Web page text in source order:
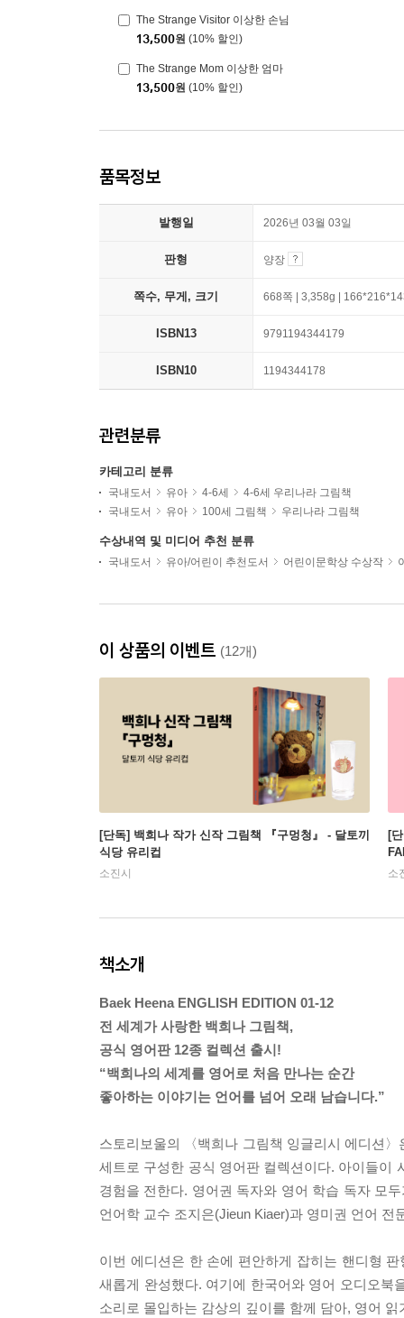
The Strange Visitor 이상한 손님
13,500원 (10% 할인)
The Strange Mom 이상한 엄마
13,500원 (10% 할인)
품목정보
발행일 2026년 03월 03일
판형 양장
쪽수, 무게, 크기 668쪽 | 3,358g |
ISBN13 9791194344179
ISBN10 1194344178
관련분류
카테고리 분류
국내도서 유아 4-6세
4-6세 우리나라 그림책
국내도서
유아 100세 그림책 우리나라 그림책
수상내역 및 미디어 추천 분류
국내도서 유아/어린이 추천도서 어린이문학상 수상작
이 상품의 이벤트 (12개)
[단독] 백희나 작가 신작 그림책 『구멍청』 - 달토끼
식당 유리컵
소진시
[
소
책소개
Baek Heena ENGLISH EDITION 01-12
전 세계가 사랑한 백희나 그림책,
공식 영어판 12종 컬렉션 출시!
“백희나의 세계를 영어로 처음 만나는 순간
좋아하는 이야기는 언어를 넘어 오래 남습니다.”
스토리보울의 〈백희나 그림책 잉글리시 에디션
세트로 구성한 공식 영어판 컬렉션이다. 아이들이
경험을 전한다. 영어권 독자와 영어 학습 독자 모
언어학 교수 조지은(Jieun Kiaer)과 영미권 언어
이번 에디션은 한 손에 편안하게 잡히는 핸디형
새롭게 완성했다. 여기에 한국어와 영어 오디오북
소리로 몰입하는 감상의 깊이를 함께 담아, 영어